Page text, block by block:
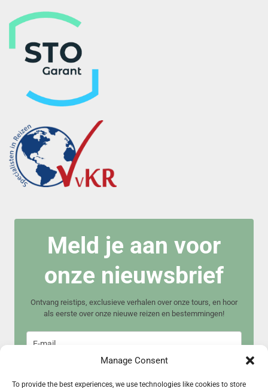
Manage Consent
To provide the best experiences, we use technologies like cookies to store
Meld je aan voor
onze nieuwsbrief
Ontvang reistips, exclusieve verhalen over onze tours, en hoor
als eerste over onze nieuwe reizen en bestemmingen!